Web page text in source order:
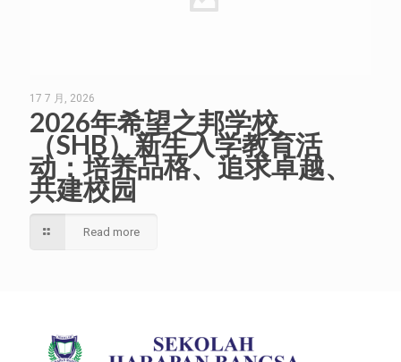
17 7 月, 2026
2026年希望之邦学校
（SHB）新生入学教育活
动：培养品格、追求卓越、
共建校园
Read more